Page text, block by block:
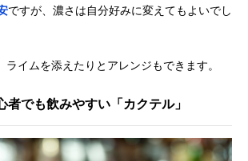
ですが、濃さは自分好みに変えてもよいでし
ライムを添えたりとアレンジもできます。
者でも飲みやすい「カクテル」